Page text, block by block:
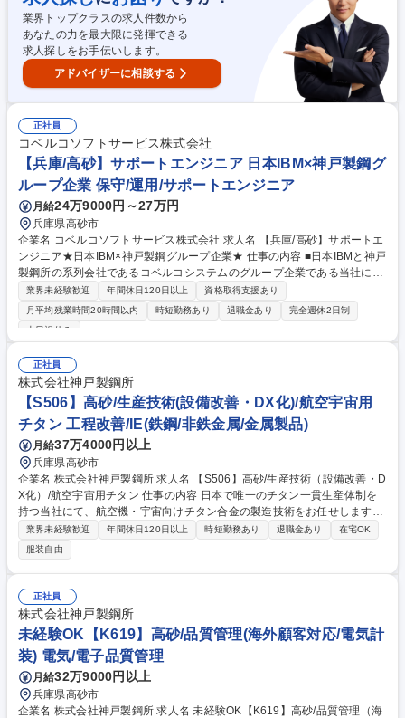
しますので、ご安心ください。 【やりがい】検査・品質管理という分野で
の仕事を通じ、社会インフラの「安全・安心」を支えるという大切な役割
を担っています。 募集職種 高砂【製品検査業務】◆未経験歓迎◆～神戸
製鋼グループで安定性◎～
業界トップクラスの求人件数から
あなたの力を最大限に発揮できる
求人探しをお手伝いします。
アドバイザーに相談する
正社員
コベルコソフトサービス株式会社
【兵庫/高砂】サポートエンジニア 日本IBM×神戸製鋼グ
ループ企業 保守/運用/サポートエンジニア
月給24万9000円～27万円
兵庫県高砂市
企業名 コベルコソフトサービス株式会社 求人名 【兵庫/高砂】サポートエ
ンジニア★日本IBM×神戸製鋼グループ企業★ 仕事の内容 ■日本IBMと神戸
製鋼所の系列会社であるコベルコシステムのグループ企業である当社にお
いて、お客様拠点でPC保守・運用・ヘルプデスク業務をお任せします！
【具体的には】■PC利用方法、障害に関する問い合わせ対応■案件対応の
計画、進捗管理、課題管理■チームの課題管理 【働く魅力】WindowsPC
案件推進のスキル、メンバーのマネジメント、顧客との折衝力向上が可能
です。 募集職種 【兵庫/高砂】サポートエンジニア★日本IBM×神戸製鋼グ
ループ企業★
業界未経験歓迎 年間休日120日以上
資格取得支援あり
月平均残業時間20時間以内
時短勤務あり 退職金あり
完全週休2日制
土日祝休み
正社員
株式会社神戸製鋼所
【S506】高砂/生産技術(設備改善・DX化)/航空宇宙用
チタン 工程改善/IE(鉄鋼/非鉄金属/金属製品)
月給37万4000円以上
兵庫県高砂市
企業名 株式会社神戸製鋼所 求人名 【S506】高砂/生産技術（設備改善・D
X化）/航空宇宙用チタン 仕事の内容 日本で唯一のチタン一貫生産体制を
持つ当社にて、航空機・宇宙向けチタン合金の製造技術をお任せします。
溶解炉等の大型設備の安定操業に向けた改善や、DX化による現場の近代
化に携わります。 ■設備保全・改善：溶解炉（VAR）などの大型設備の突
発故障を防ぐ管理体制の構築 ■自動化・システム改善：現場の「経験と
勘」をデータ化・DX化■現場と対話しボトルネックを解消します。 ■QCD
Sの追求：現場作業者と対話し、「より安全に、より安く、より早く」作
るためのボトルネック解消 ※将来的にはマネジメント層への登用も期待し
ています。 募集職種 【S506】高砂/生産技術（設備改善・DX化）/航空宇
宙用チタン
業界未経験歓迎 年間休日120日以上 時短勤務あり 退職金あり
在宅OK
服装自由
正社員
株式会社神戸製鋼所
未経験OK【K619】高砂/品質管理(海外顧客対応/電気計
装) 電気/電子品質管理
月給32万9000円以上
兵庫県高砂市
企業名 株式会社神戸製鋼所 求人名 未経験OK【K619】高砂/品質管理（海